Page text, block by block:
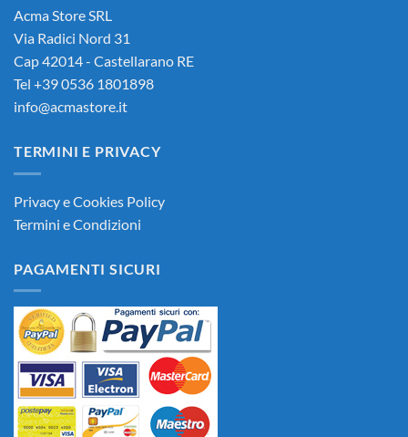
Acma Store SRL
Via Radici Nord 31
Cap 42014 - Castellarano RE
Tel +39 0536 1801898
info@acmastore.it
TERMINI E PRIVACY
Privacy e Cookies Policy
Termini e Condizioni
PAGAMENTI SICURI